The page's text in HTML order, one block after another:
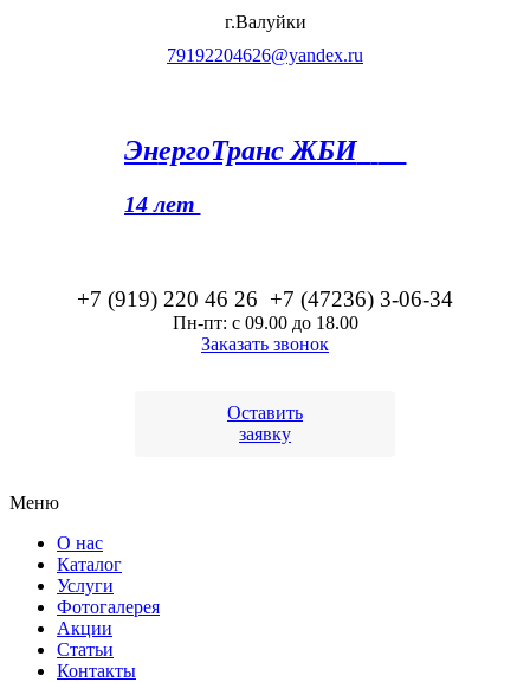
г.Валуйки
79192204626@yandex.ru
ЭнергоТранс ЖБИ
14 лет
+7 (919) 220 46 26 +7 (47236) 3-06-34
Пн-пт: с 09.00 до 18.00
Заказать звонок
Оставить
заявку
Меню
О нас
Каталог
Услуги
Фотогалерея
Акции
Статьи
Контакты